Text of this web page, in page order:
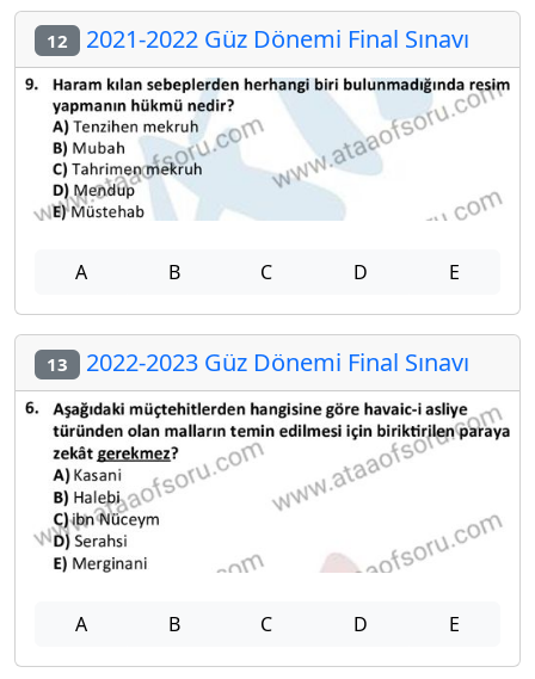
12 2021-2022 Güz Dönemi Final Sınavı
A B C D E
13 2022-2023 Güz Dönemi Final Sınavı
A B C D E